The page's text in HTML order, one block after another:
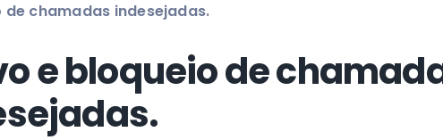
chamadas indesejadas.
e bloqueio de